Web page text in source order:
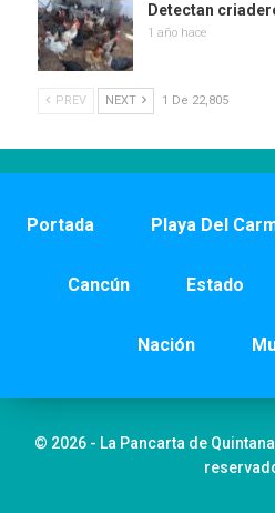
Detectan
1 año hace
PREV NEXT 1 De 22,805
Portada Playa Del
Cancún Estado
Nación
© 2026 - La Pancarta de